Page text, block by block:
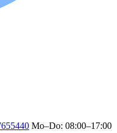
Mo–Do: 08:00–17:00